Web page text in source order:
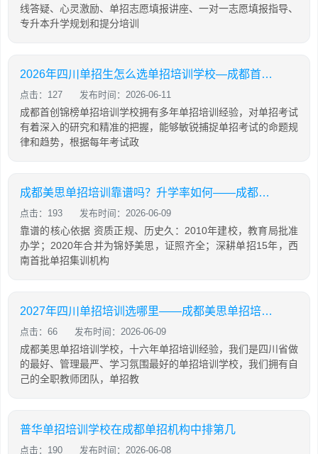
线答疑、心灵激励、单招志愿填报讲座、一对一志愿填报指导、
专升本升学规划和提分培训
2026年四川单招生怎么选单招培训学校—成都首创锦榜单招培训
点击：127 发布时间：2026-06-11
成都首创锦榜单招培训学校拥有多年单招培训经验，对单招考试
有着深入的研究和精准的把握，能够敏锐捕捉单招考试的命题规
律和趋势，根据每年考试政
成都美思单招培训靠谱吗？升学率如何——成都锦妤美思学校
点击：193 发布时间：2026-06-09
靠谱的核心依据 资质正规、历史久：2010年建校，教育局批准
办学；2020年合并为锦妤美思，证照齐全；深耕单招15年，西
南首批单招集训机构
2027年四川单招培训选哪里——成都美思单招培训学校
点击：66 发布时间：2026-06-09
成都美思单招培训学校，十六年单招培训经验，我们是四川省做
的最好、管理最严、学习氛围最好的单招培训学校，我们拥有自
己的全职教师团队，单招教
普华单招培训学校在成都单招机构中排第几
点击：190 发布时间：2026-06-08